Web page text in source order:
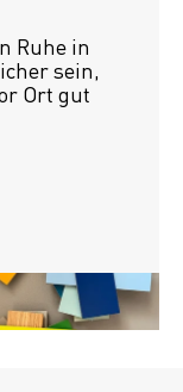
Ruhe in
sein,
Ort gut